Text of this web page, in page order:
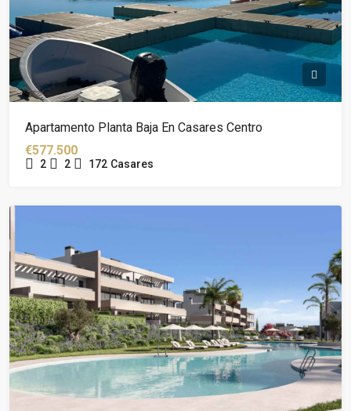
Apartamento Planta Baja En Casares Centro
€577.500
2 2 172 Casares